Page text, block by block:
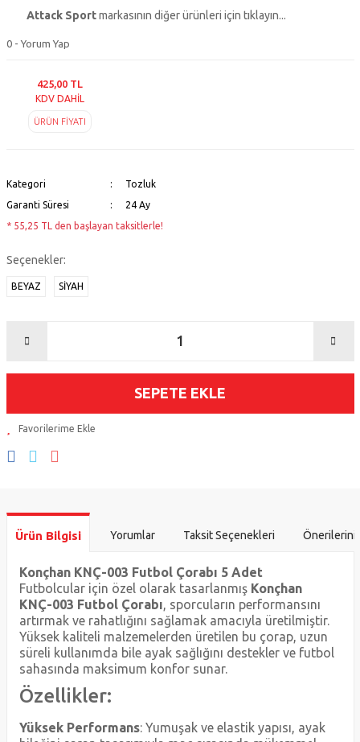
Attack Sportmarkasının diğer ürünleri için tıklayın...
0 - Yorum Yap
425,00 TL
KDV DAHİL
ÜRÜN FİYATI
Kategori
Tozluk
Garanti Süresi
24 Ay
* 55,25 TL den başlayan taksitlerle!
Seçenekler:
BEYAZ SİYAH
SEPETE EKLE
Ürün Bilgisi Yorumlar Taksit Seçenekleri
Konçhan KNÇ-003 Futbol Çorabı 5 Adet
Futbolcular için özel olarak tasarlanmış Konçhan
KNÇ-003 Futbol Çorabı, sporcuların performansını
artırmak ve rahatlığını sağlamak amacıyla üretilmiştir.
Yüksek kaliteli malzemelerden üretilen bu çorap, uzun
süreli kullanımda bile ayak sağlığını destekler ve futbol
sahasında maksimum konfor sunar.
Özellikler:
Yüksek Performans: Yumuşak ve elastik yapısı, ayak